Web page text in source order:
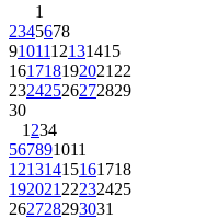
1
2345678
9101112131415
161718192021 22
23242526272829
30
1 234
567891011
12131415161718
192021 22232425
262728293031